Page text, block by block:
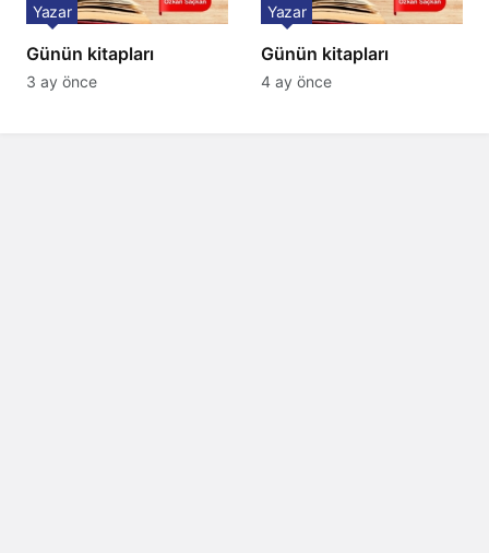
Günün kitapları
Yazar
3 ay önce
Günün kitapları
Yazar
4 ay önce